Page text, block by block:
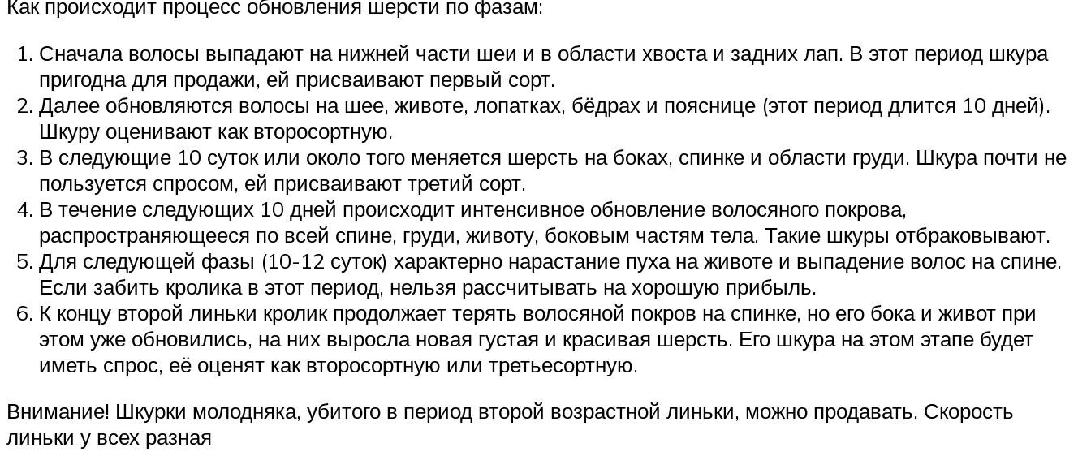
Как происходит процесс обновления шерсти по фазам:
Сначала волосы выпадают на нижней части шеи и в области хвоста и задних лап. В этот период шкура
пригодна для продажи, ей присваивают первый сорт.
Далее обновляются волосы на шее, животе, лопатках, бёдрах и пояснице (этот период длится 10 дней).
Шкуру оценивают как второсортную.
В следующие 10 суток или около того меняется шерсть на боках, спинке и области груди. Шкура почти не
пользуется спросом, ей присваивают третий сорт.
В течение следующих 10 дней происходит интенсивное обновление волосяного покрова,
распространяющееся по всей спине, груди, животу, боковым частям тела. Такие шкуры отбраковывают.
Для следующей фазы (10-12 суток) характерно нарастание пуха на животе и выпадение волос на спине.
Если забить кролика в этот период, нельзя рассчитывать на хорошую прибыль.
К концу второй линьки кролик продолжает терять волосяной покров на спинке, но его бока и живот при
этом уже обновились, на них выросла новая густая и красивая шерсть. Его шкура на этом этапе будет
иметь спрос, её оценят как второсортную или третьесортную.
Внимание! Шкурки молодняка, убитого в период второй возрастной линьки, можно продавать. Скорость
линьки у всех разная